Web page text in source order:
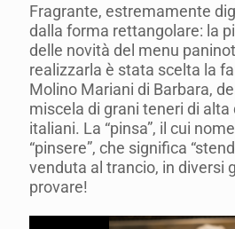
Fragrante, estremamente
dalla forma rettangolare: la
delle novità del menu
realizzarla è stata scelta la
Molino Mariani di Barbara,
miscela di grani teneri di
italiani. La “pinsa”, il cui
“pinsere”, che significa
venduta al trancio, in diversi
provare!